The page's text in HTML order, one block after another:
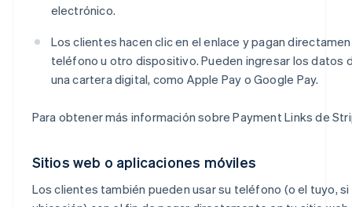
electrónico.
Los clientes hacen clic en el enlace y pagan
teléfono u otro dispositivo. Pueden ingresar los datos
una cartera digital, como Apple Pay o Google Pay.
Para obtener más información sobre Payment Links de
Sitios web o aplicaciones móviles
Los clientes también pueden usar su teléfono (o el tuyo,